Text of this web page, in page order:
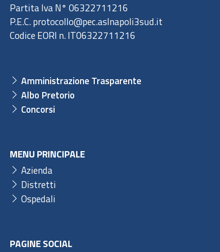
Partita Iva N° 06322711216
P.E.C. protocollo@pec.aslnapoli3sud.it
Codice EORI n. IT06322711216
Amministrazione Trasparente
Albo Pretorio
Concorsi
MENU PRINCIPALE
Azienda
Distretti
Ospedali
PAGINE SOCIAL